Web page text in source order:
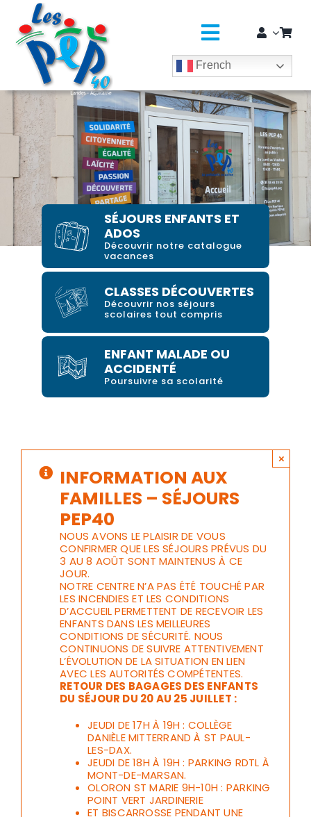
principal
Passer
contenu
Toggle
SÉJOURS COLOS
CLASSES DÉCOUVERTES / GROUPES
EDUCATION JEUNESSE
SOLIDARITÉ & CITOYENNETÉ
French
Centre Jean UDAQUIOLA
SÉJOURS ENFANTS ET
ADOS
Découvrir notre catalogue
vacances
CLASSES DÉCOUVERTES
Découvrir nos séjours
scolaires tout compris
ENFANT MALADE OU
ACCIDENTÉ
Poursuivre sa scolarité
INFORMATION AUX
FAMILLES – SÉJOURS
PEP40
NOUS AVONS LE PLAISIR DE VOUS
CONFIRMER QUE LES SÉJOURS PRÉVUS DU
3 AU 8 AOÛT SONT MAINTENUS À CE
JOUR.
NOTRE CENTRE N’A PAS ÉTÉ TOUCHÉ PAR
LES INCENDIES ET LES CONDITIONS
D’ACCUEIL PERMETTENT DE RECEVOIR LES
ENFANTS DANS LES MEILLEURES
CONDITIONS DE SÉCURITÉ. NOUS
CONTINUONS DE SUIVRE ATTENTIVEMENT
L’ÉVOLUTION DE LA SITUATION EN LIEN
AVEC LES AUTORITÉS COMPÉTENTES.
RETOUR DES BAGAGES DES ENFANTS
DU SÉJOUR DU 20 AU 25 JUILLET :
JEUDI DE 17H À 19H : COLLÈGE
DANIÈLE MITTERRAND À ST PAUL-
LES-DAX.
JEUDI DE 18H À 19H : PARKING RDTL À
MONT-DE-MARSAN.
OLORON ST MARIE 9H-10H : PARKING
POINT VERT JARDINERIE
ET BISCARROSSE PENDANT UNE
×